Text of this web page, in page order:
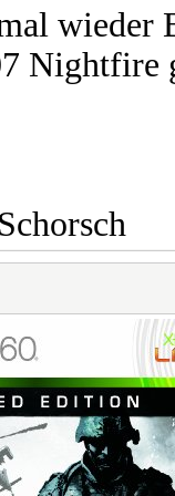
wieder
Nightfire